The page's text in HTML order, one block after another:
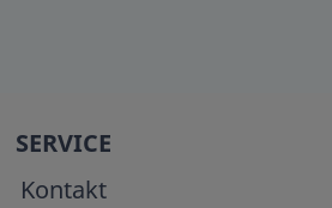
SERVICE
Kontakt